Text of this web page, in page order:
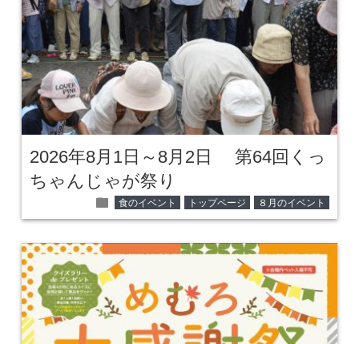
2026年8月1日～8月2日 第64回くっ
ちゃんじゃが祭り
folder 食のイベント トップページ ８月のイベント